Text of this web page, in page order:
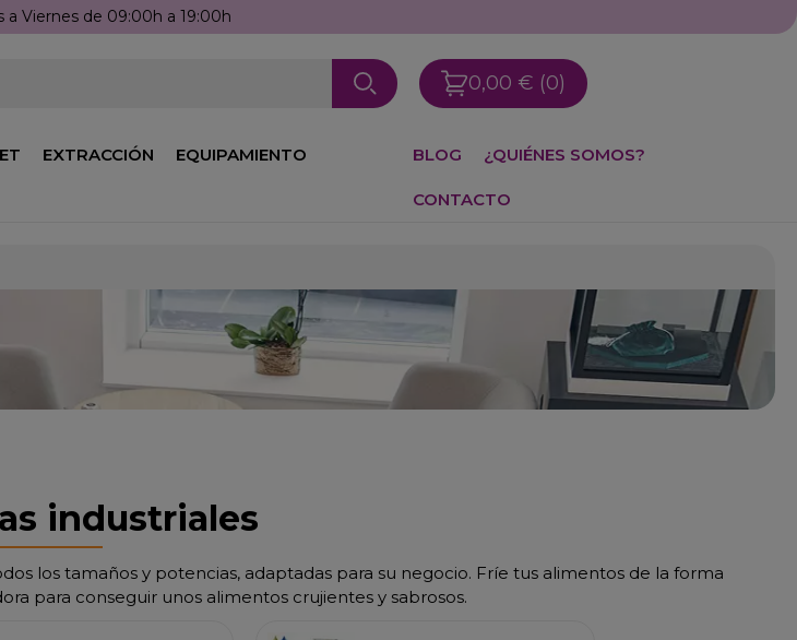
a Viernes de 09:00h a 19:00h
0,00 € (0)
EXTRACCIÓN EQUIPAMIENTO BLOG ¿QUIÉNES SOMOS?
CONTACTO
industriales
los tamaños y potencias, adaptadas para su negocio. Fríe tus alimentos de la forma
para conseguir unos alimentos crujientes y sabrosos.